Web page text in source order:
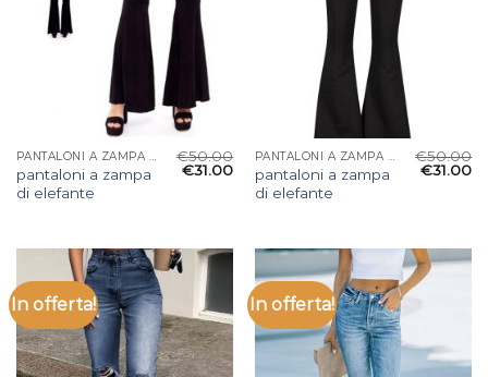
PANTALONI A ZAMPA DI ELEFANTE
pantaloni a zampa
di elefante
€50.00
€31.00
PANTALONI A ZAMPA DI ELEFANTE
pantaloni a zampa
di elefante
€50.00
€31.00
In offerta! In offerta!